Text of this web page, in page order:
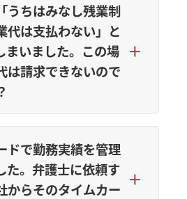
うちはみなし残業制
代は支払わない」と
まいました。この場
は請求できないので
ドで勤務実績を管理
た。弁護士に依頼す
からそのタイムカー